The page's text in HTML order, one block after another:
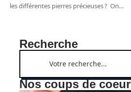
les différentes pierres précieuses ? On…
Recherche
Nos coups de coeur